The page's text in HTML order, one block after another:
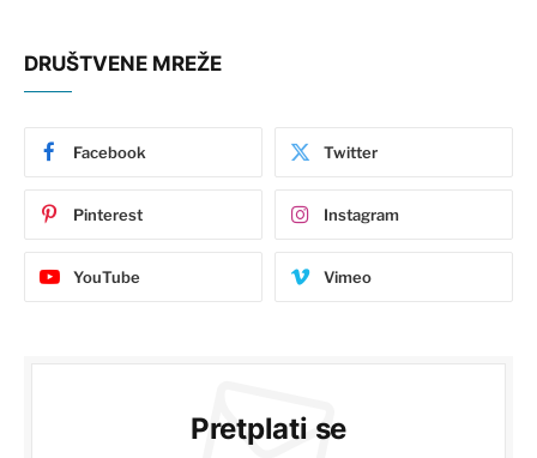
DRUŠTVENE MREŽE
Facebook Twitter
Pinterest Instagram
YouTube Vimeo
Pretplati se